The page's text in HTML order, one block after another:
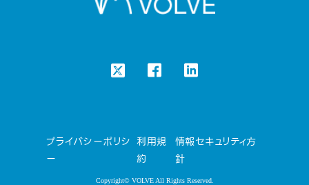
プライバシーポリシ
ー
利用規
約
情報セキュリティ方
針
Copyright© VOLVE All Rights Reserved.